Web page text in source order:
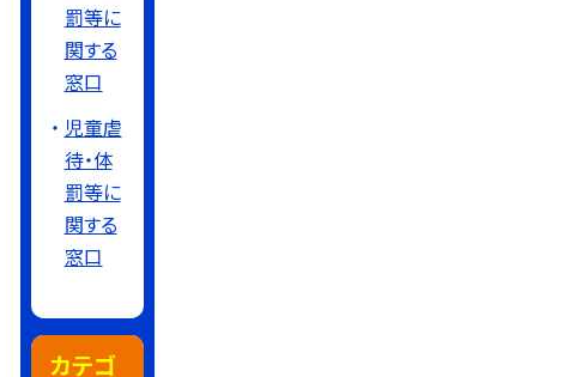
罰等に
関する
窓口
児童虐
待・体
罰等に
関する
窓口
カテゴ